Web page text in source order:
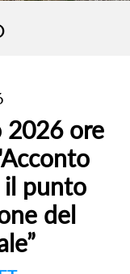
2026 ore
il punto
del